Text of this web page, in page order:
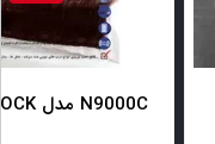
قفل کارتی هتلی ALOCK مدل N9000C